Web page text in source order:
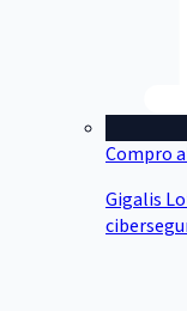
Compro
Gigalis